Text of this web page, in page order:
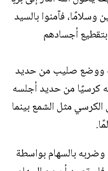
فآمنوا بالسيد
أجسادهم
ووضع صليب من حديد
كرسيًا من حديد أجلسه
مثل الشمع بينما
وضربه بالسهام بواسطة